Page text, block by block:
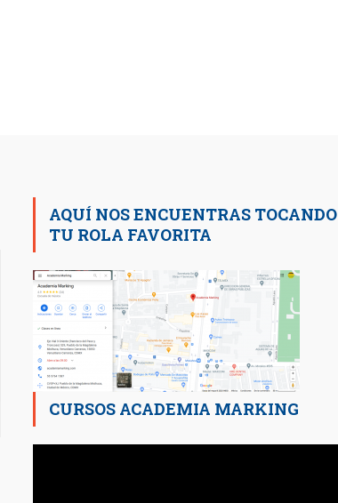
AQUÍ NOS ENCUENTRAS TOCANDO
TU ROLA FAVORITA
CURSOS ACADEMIA MARKING